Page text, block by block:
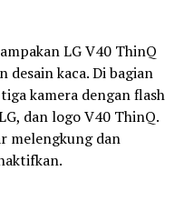
LG V40 ThinQ
desain kaca. Di bagian
kamera dengan flash
dan logo V40 ThinQ.
melengkung dan